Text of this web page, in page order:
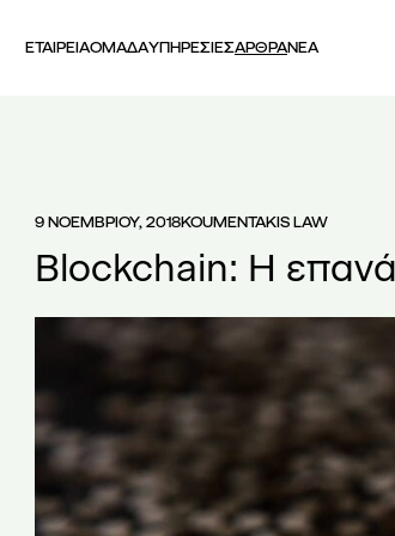
ΕΤΑΙΡΕΙΑΟΜΑΔΑΥΠΗΡΕΣΙΕΣΑΡΘΡΑΝΕΑ
9 ΝΟΕΜΒΡΙΟΥ, 2018KOUMENTAKIS LAW
Blockchain: Η